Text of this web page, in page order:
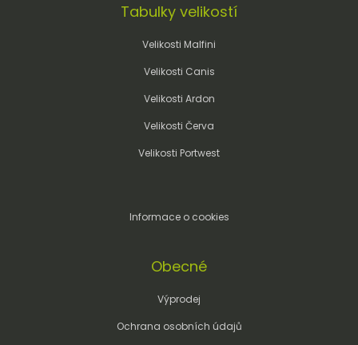
Tabulky velikostí
Velikosti Malfini
Velikosti Canis
Velikosti Ardon
Velikosti Červa
Velikosti Portwest
Informace o cookies
Obecné
Výprodej
Ochrana osobních údajů